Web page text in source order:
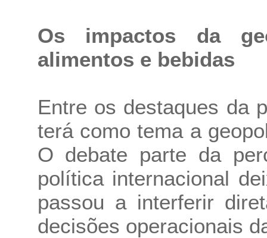
Os impactos da
alimentos e bebidas
Entre os destaques da
terá como tema a
O debate parte da
política internacional
passou a interferir
decisões operacionais